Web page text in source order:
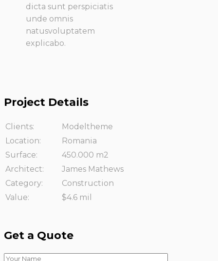
dicta sunt perspiciatis
unde omnis
natusvoluptatem
explicabo.
Project Details
Clients:
Modeltheme
Location:
Romania
Surface:
450.000 m2
Architect:
James Mathews
Category:
Construction
Value:
$4.6 mil
Get a Quote